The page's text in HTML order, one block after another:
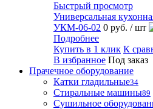
Быстрый просмотр
Универсальная
УКМ-06-02 0 руб. / шт
Подробнее
Купить в 1 клик К
В избранное Под заказ
Прачечное оборудование
Катки гладильные34
Стиральные машины89
Сушильное